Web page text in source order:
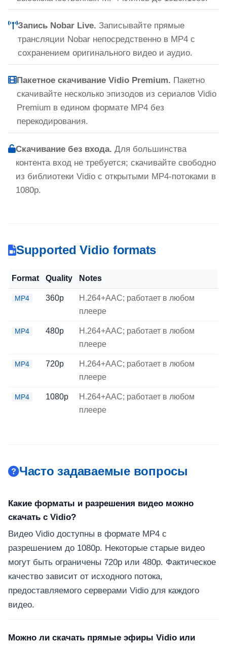
Запись Nobar Live. Записывайте прямые
трансляции Nobar непосредственно в MP4 с
сохранением оригинального видео и аудио.
Пакетное скачивание Vidio Premium. Пакетно
скачивайте несколько эпизодов из сериалов Vidio
Premium в едином формате MP4 без
перекодирования.
Скачивание без входа. Для большинства
контента вход не требуется; скачивайте свободно
из библиотеки Vidio с открытыми MP4-потоками в
1080p.
Supported Vidio formats
Format Quality Notes
MP4 360p
H.264+AAC; работает в любом
плеере
MP4 480p
H.264+AAC; работает в любом
плеере
MP4 720p
H.264+AAC; работает в любом
плеере
MP4 1080p
H.264+AAC; работает в любом
плеере
Часто задаваемые вопросы
Какие форматы и разрешения видео можно
скачать с Vidio?
Видео Vidio доступны в формате MP4 с
разрешением до 1080p. Некоторые старые видео
могут быть ограничены 720p или 480p. Фактическое
качество зависит от исходного потока,
предоставляемого серверами Vidio для каждого
видео.
Можно ли скачать прямые эфиры Vidio или